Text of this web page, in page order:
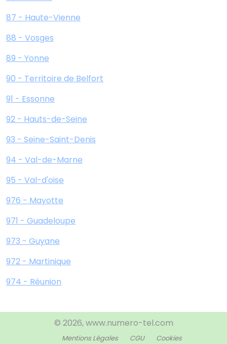
87 - Haute-Vienne
88 - Vosges
89 - Yonne
90 - Territoire de Belfort
91 - Essonne
92 - Hauts-de-Seine
93 - Seine-Saint-Denis
94 - Val-de-Marne
95 - Val-d'oise
976 - Mayotte
971 - Guadeloupe
973 - Guyane
972 - Martinique
974 - Réunion
© 2026, www.numero-tel.com
Mentions Légales CGU
Cookies